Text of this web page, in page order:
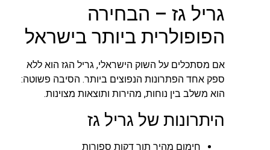
גריל גז – הבחירה
הפופולרית ביותר בישראל
אם מסתכלים על השוק הישראלי, גריל הגז הוא ללא
ספק אחד הפתרונות הנפוצים ביותר. הסיבה פשוטה:
הוא משלב בין נוחות, מהירות ותוצאות מצוינות.
היתרונות של גריל גז
חימום מהיר תוך דקות ספורות